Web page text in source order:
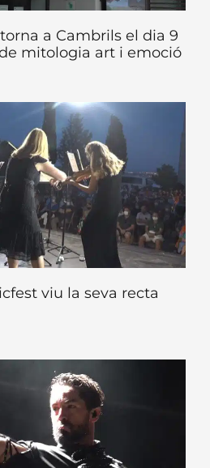
a Cambrils el dia 9
mitologia art i emoció
viu la seva recta